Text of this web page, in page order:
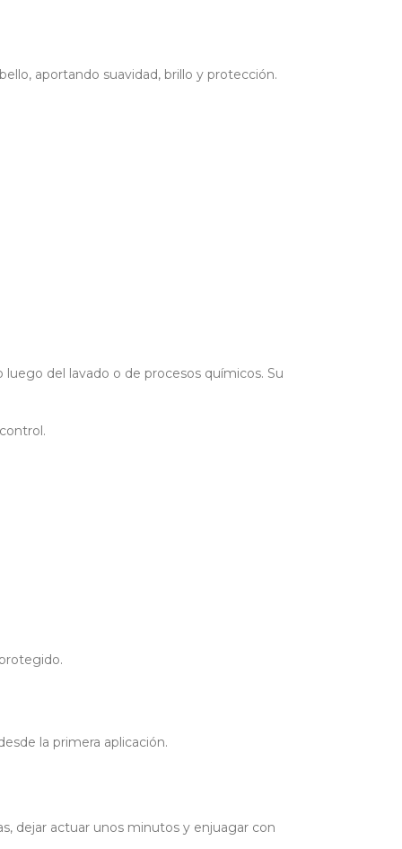
aportando suavidad, brillo y protección.
del lavado o de procesos químicos. Su
la primera aplicación.
dejar actuar unos minutos y enjuagar con